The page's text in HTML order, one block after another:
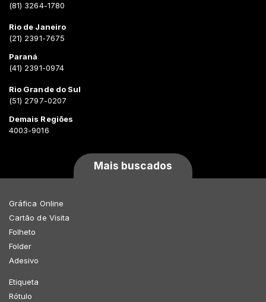
(81) 3264-1780
Rio de Janeiro
(21) 2391-7675
Paraná
(41) 2391-0974
Rio Grande do Sul
(51) 2797-0207
Demais Regiões
4003-9016
Mais buscados
Gráfica Online
Cartão de Visita
Folheto
Folder
Adesivo
Etiqueta
Rótulo